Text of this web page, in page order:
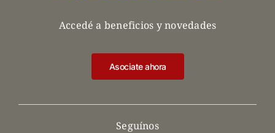
Seguínos
Accedé a beneficios y novedades
Asociate ahora